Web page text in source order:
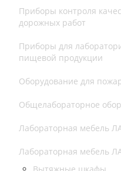
Приборы контроля
дорожных работ
Приборы для
пищевой продукции
Оборудование для
Общелабораторное
Лабораторная мебель
Лабораторная мебель